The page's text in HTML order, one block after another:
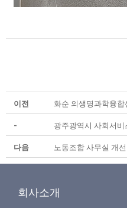
이전 화순 의생명과학융
- 광주광역시 사회서
다음 노동조합 사무실 개
회사소개